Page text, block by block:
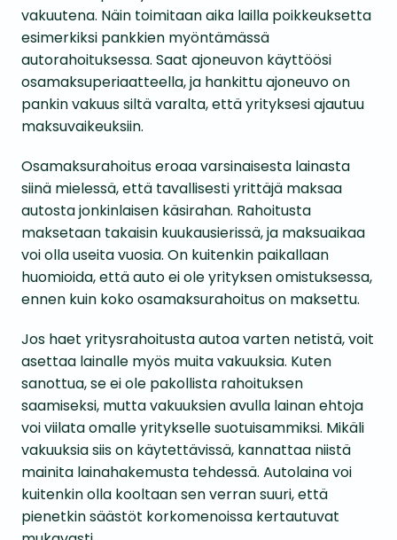
vakuutena. Näin toimitaan aika lailla poikkeuksetta
esimerkiksi pankkien myöntämässä
autorahoituksessa. Saat ajoneuvon käyttöösi
osamaksuperiaatteella, ja hankittu ajoneuvo on
pankin vakuus siltä varalta, että yrityksesi ajautuu
maksuvaikeuksiin.
Osamaksurahoitus eroaa varsinaisesta lainasta
siinä mielessä, että tavallisesti yrittäjä maksaa
autosta jonkinlaisen käsirahan. Rahoitusta
maksetaan takaisin kuukausierissä, ja maksuaikaa
voi olla useita vuosia. On kuitenkin paikallaan
huomioida, että auto ei ole yrityksen omistuksessa,
ennen kuin koko osamaksurahoitus on maksettu.
Jos haet yritysrahoitusta autoa varten netistä, voit
asettaa lainalle myös muita vakuuksia. Kuten
sanottua, se ei ole pakollista rahoituksen
saamiseksi, mutta vakuuksien avulla lainan ehtoja
voi viilata omalle yritykselle suotuisammiksi. Mikäli
vakuuksia siis on käytettävissä, kannattaa niistä
mainita lainahakemusta tehdessä. Autolaina voi
kuitenkin olla kooltaan sen verran suuri, että
pienetkin säästöt korkomenoissa kertautuvat